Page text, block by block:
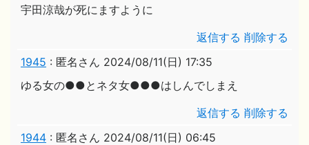
宇田涼哉が死にますように
返信する 削除する
1945 : 匿名さん 2024/08/11(日) 17:35
ゆる女の●●とネタ女●●●はしんでしまえ
返信する 削除する
1944 : 匿名さん 2024/08/11(日) 06:45